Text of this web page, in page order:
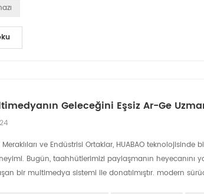
Geleceğini Eşsiz Ar-Ge
ve Endüstrisi Ortaklar, HUABAO
Bugün, taahhütlerimizi paylaşmanın heyecanını
bir multimedya sistemi ile donatılmıştır. modern